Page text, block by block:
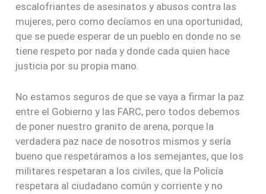
escalofriantes de asesinatos y abusos contra las
mujeres, pero como decíamos en una oportunidad,
que se puede esperar de un pueblo en donde no se
tiene respeto por nada y donde cada quien hace
justicia por su propia mano.
No estamos seguros de que se vaya a firmar la paz
entre el Gobierno y las FARC, pero todos debemos
de poner nuestro granito de arena, porque la
verdadera paz nace de nosotros mismos y sería
bueno que respetáramos a los semejantes, que los
militares respetaran a los civiles, que la Policía
respetara al ciudadano común y corriente y no